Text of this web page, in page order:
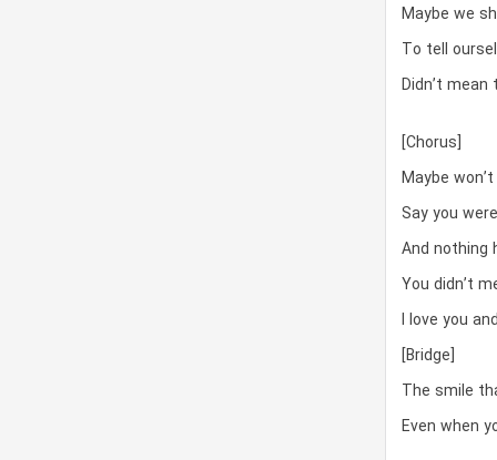
Maybe we
To tell
Didn’t
[Chorus]
Maybe
Say you
And nothing
You didn’t
I love you
[Bridge]
The smile
Even when